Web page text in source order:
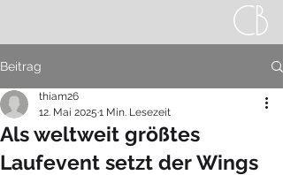
Beitrag
Als weltweit größtes
Laufevent setzt der Wings
thiam26
12. Mai 2025 1 Min. Lesezeit